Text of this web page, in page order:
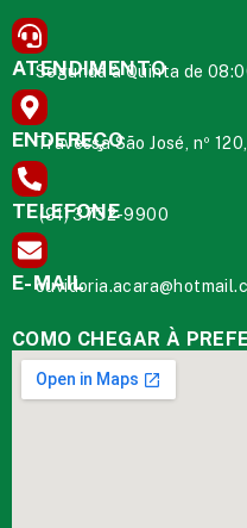
ATENDIMENTO
Segunda à Quinta de
ENDEREÇO
Travessa São José, nº
TELEFONE
(91) 3732-9900
E-MAIL
COMO CHEGAR À